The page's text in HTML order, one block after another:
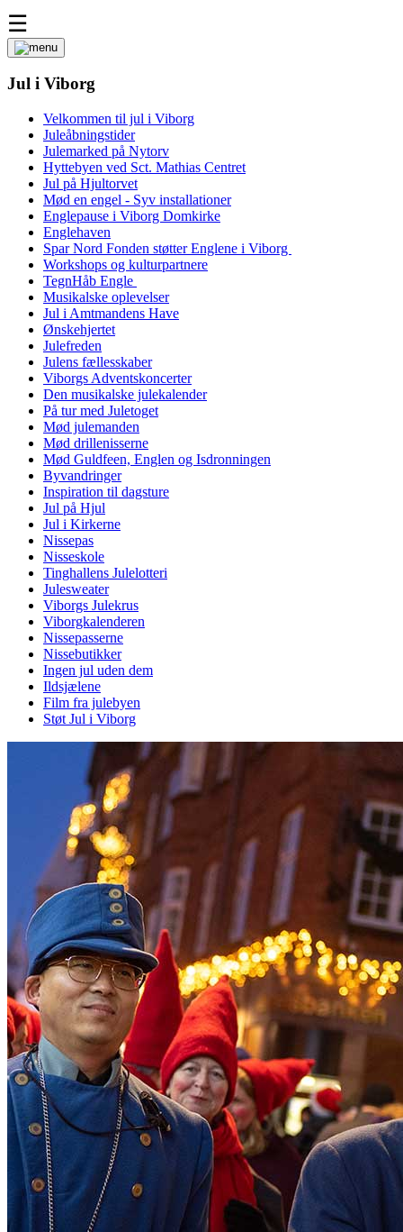
☰
Jul i Viborg
Velkommen til jul i Viborg
Juleåbningstider
Julemarked på Nytorv
Hyttebyen ved Sct. Mathias Centret
Jul på Hjultorvet
Mød en engel - Syv installationer
Englepause i Viborg Domkirke
Englehaven
Spar Nord Fonden støtter Englene i Viborg
Workshops og kulturpartnere
TegnHåb Engle
Musikalske oplevelser
Jul i Amtmandens Have
Ønskehjertet
Julefreden
Julens fællesskaber
Viborgs Adventskoncerter
Den musikalske julekalender
På tur med Juletoget
Mød julemanden
Mød drillenisserne
Mød Guldfeen, Englen og Isdronningen
Byvandringer
Inspiration til dagsture
Jul på Hjul
Jul i Kirkerne
Nissepas
Nisseskole
Tinghallens Julelotteri
Julesweater
Viborgs Julekrus
Viborgkalenderen
Nissepasserne
Nissebutikker
Ingen jul uden dem
Ildsjælene
Film fra julebyen
Støt Jul i Viborg